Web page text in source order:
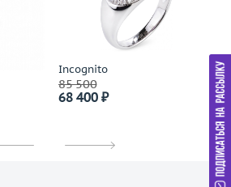
Incognito
85 500
68 400 ₽